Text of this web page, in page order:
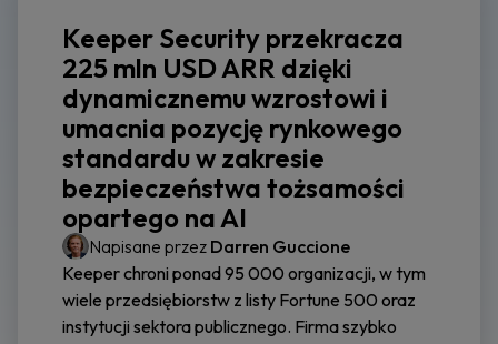
Keeper Security przekracza
225 mln USD ARR dzięki
dynamicznemu wzrostowi i
umacnia pozycję rynkowego
standardu w zakresie
bezpieczeństwa tożsamości
opartego na AI
Napisane przez Darren Guccione
Keeper chroni ponad 95 000 organizacji, w tym
wiele przedsiębiorstw z listy Fortune 500 oraz
instytucji sektora publicznego. Firma szybko